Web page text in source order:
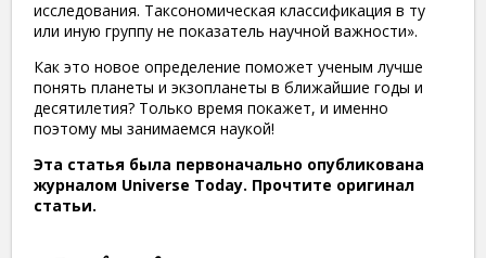
исследования. Таксономическая классификация в ту
или иную группу не показатель научной важности».
Как это новое определение поможет ученым лучше
понять планеты и экзопланеты в ближайшие годы и
десятилетия? Только время покажет, и именно
поэтому мы занимаемся наукой!
Эта статья была первоначально опубликована
журналом Universe Today. Прочтите оригинал
статьи.